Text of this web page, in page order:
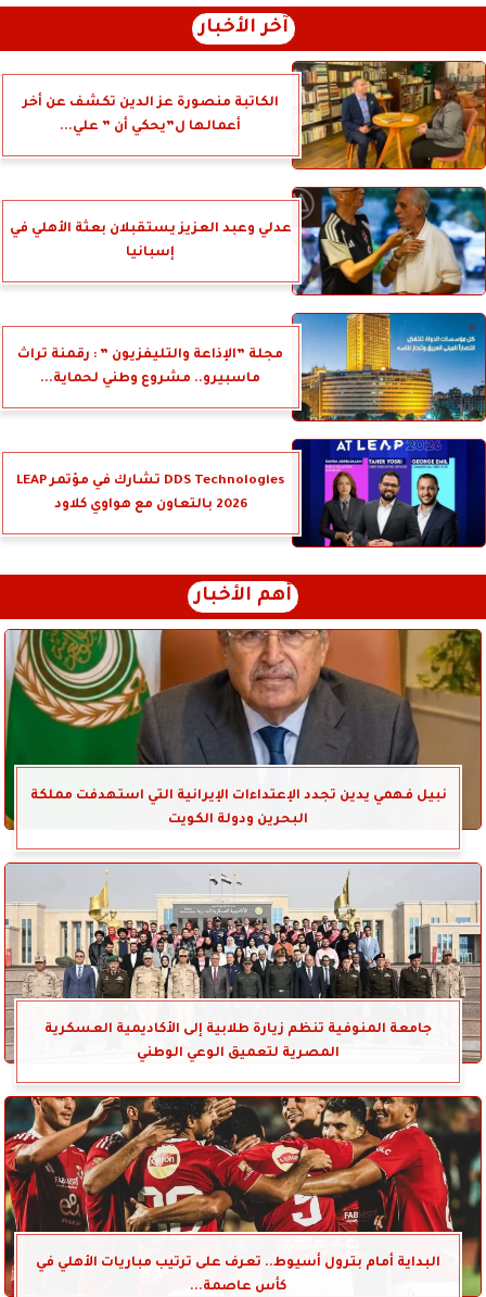
آخر الأخبار
الكاتبة منصورة عز الدين تكشف عن أخر
أعمالها ل”يحكي أن ” علي...
عدلي وعبد العزيز يستقبلان بعثة الأهلي في
إسبانيا
مجلة ”الإذاعة والتليفزيون ” : رقمنة تراث
ماسبيرو.. مشروع وطني لحماية...
DDS Technologies تشارك في مؤتمر LEAP
2026 بالتعاون مع هواوي كلاود
أهم الأخبار
نبيل فهمي يدين تجدد الإعتداءات الإيرانية التي استهدفت مملكة
البحرين ودولة الكويت
جامعة المنوفية تنظم زيارة طلابية إلى الأكاديمية العسكرية
المصرية لتعميق الوعي الوطني
البداية أمام بترول أسيوط.. تعرف على ترتيب مباريات الأهلي في
كأس عاصمة...